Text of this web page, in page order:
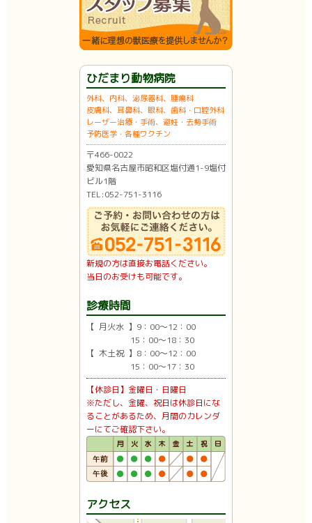
ひだまり動物病院
外科、内科、泌尿器科、腫瘍科
皮膚科、耳鼻科、眼科、歯科・口腔外科
レーザー治療・手術、避妊・去勢手術
予防医学・各種ワクチン
〒466-0022
愛知県名古屋市昭和区塩付通1-9塩付
ビル1階
TEL:052-751-3116
新規の方は直接お電話ください。
当日のお受けも可能です。
診療時間
【 月火水 】9：00〜12：00
15：00〜18：30
【 木土祝 】8：00〜12：00
15：00〜17：30
【休診日】金曜日・日曜日
※ただし、金曜、祝日は休診日にな
ることがあるため、月間のカレンダ
ーにてご確認下さい。
アクセス